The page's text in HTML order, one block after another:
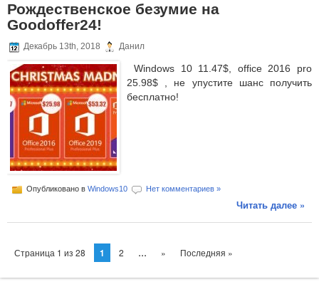
Рождественское безумие на
Goodoffer24!
Декабрь 13th, 2018 Данил
Windows 10 11.47$, office 2016 pro
25.98$ , не упустите шанс получить
бесплатно!
Опубликовано в Windows10 Нет комментариев »
Читать далее »
Страница 1 из 28 1 2 ... » Последняя »